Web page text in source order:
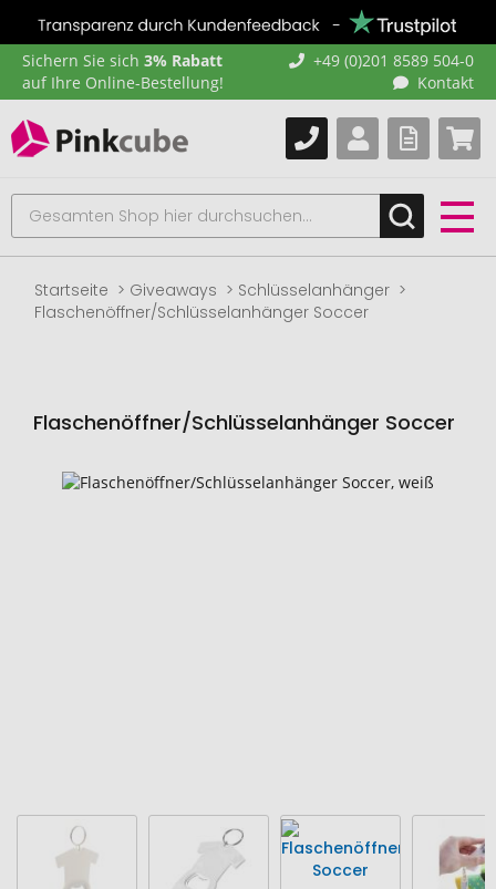
Sichern Sie sich 3% Rabatt
auf Ihre Online-Bestellung!
+49 (0)201 8589 504-0
Kontakt
Startseite Giveaways
Schlüsselanhänger
Flaschenöffner/Schlüsselanhänger Soccer
Flaschenöffner/Schlüsselanhänger Soccer